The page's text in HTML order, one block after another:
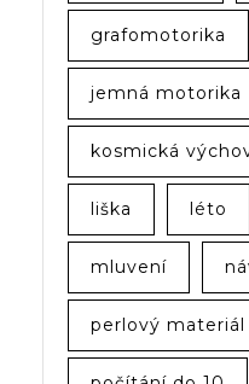
grafomotorika
jemná motorika
kosmická
liška léto
mluvení
perlový materiál